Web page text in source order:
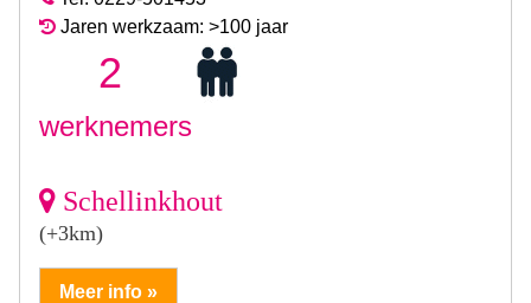
Jaren werkzaam: >100 jaar
2
werknemers
Schellinkhout
(+3km)
Meer info »